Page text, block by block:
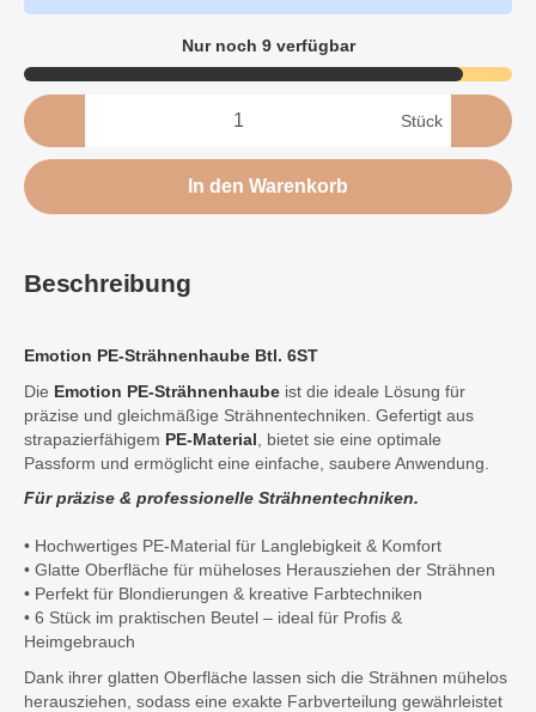
Nur noch 9 verfügbar
Stück
In den Warenkorb
Beschreibung
Emotion PE-Strähnenhaube Btl. 6ST
Die Emotion PE-Strähnenhaube ist die ideale Lösung für
präzise und gleichmäßige Strähnentechniken. Gefertigt aus
strapazierfähigem PE-Material , bietet sie eine optimale
Passform und ermöglicht eine einfache, saubere Anwendung.
Für präzise & professionelle Strähnentechniken.
• Hochwertiges PE-Material für Langlebigkeit & Komfort
• Glatte Oberfläche für müheloses Herausziehen der Strähnen
• Perfekt für Blondierungen & kreative Farbtechniken
• 6 Stück im praktischen Beutel – ideal für Profis &
Heimgebrauch
Dank ihrer glatten Oberfläche lassen sich die Strähnen mühelos
herausziehen, sodass eine exakte Farbverteilung gewährleistet